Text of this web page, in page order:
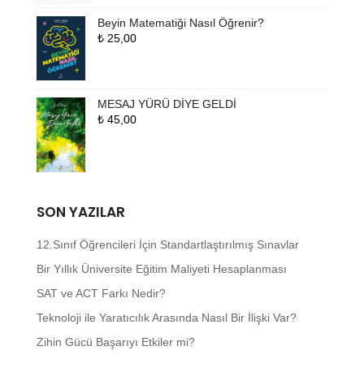
Beyin Matematiği Nasıl Öğrenir?
₺25,00
MESAJ YÜRÜ DİYE GELDİ
₺45,00
SON YAZILAR
12.Sınıf Öğrencileri İçin Standartlaştırılmış Sınavlar
Bir Yıllık Üniversite Eğitim Maliyeti Hesaplanması
SAT ve ACT Farkı Nedir?
Teknoloji ile Yaratıcılık Arasında Nasıl Bir İlişki Var?
Zihin Gücü Başarıyı Etkiler mi?